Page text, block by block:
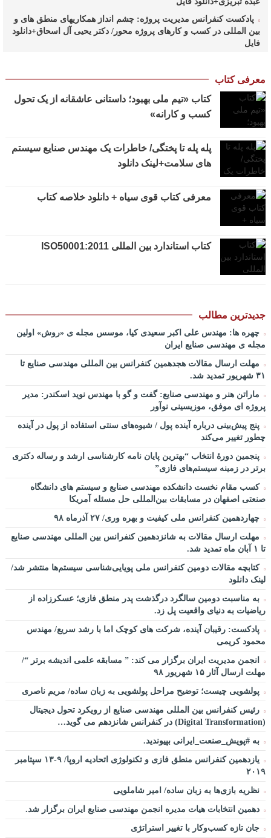
پادکست کنفرانس مدیریت پروژه: چشم انداز همکاریهای منطق های و
بین المللی در کسب و کارهای پروژه محور/ دکتر یحیی آل اسحاق+دانلود
فایل
مدیریت طرحهای بالادستی صنعت نفت/ مهندس حبیب الله
بیطرف+دانلود فایل
پادکست کنفرانس مدیریت پروژه: حکمرانی در کسب و کارهای پروژه
محور/ دکتر محمد صبحیه+دانلود فایل
شایستگیهای کلیدی در فرایند استراتژی/ دکتر محمد ابویی اردکان+دانلود
فایل صوتی
پادکست کنفرانس مدیریت: چگونه سازمانهای خلاق تری بسازیم/ دکتر
پادکست کنفرانس مدیریت: کاربرد نظریه قراردادها در تدوین
سیستمهای جبران خدمات، جایزه نوبل اقتصاد/ بخش سوم/ مهندس پیمان
دیانی+دانلود فایل صوتی
پادکست کنفرانس مدیریت: کاربرد نظریه قراردادها در تدوین
سیستمهای جبران خدمات، جایزه نوبل اقتصاد/ بخش دوم / دکتر حامد
قدوسی+دانلود فایل صوتی
طالبیان+دانلود فایل صوتی
پادکست سخنرانی دکتر بهرخ خوشنویس در خصوص مدیریت و اقتصاد
در فضا + ساخت کارخانه روی ماه و مریخ
پادکست/ سخنان دکتر سعید رمضانی در خصوص مدیریت دارایی های
فیزیکی
چطور در سازمان ها آینده پژوهی کنیم؟ از کجا شروع کنیم؟ برنامه چه
باید باشد؟! / دانلود فایل صوتی دکتر تقوی
فایل صوتی گفت و گوی رامبد جوان و دکتر مصطفی تقوی در خصوص
آینده پژوهی – برنامه خندوانه
ملی توسعه مدیریت پولی و بانکی
/ ۹ بهمن ماه ۹۲
معرفی کتاب
کتاب «تیم ملی بهبود؛ داستانی عاشقانه از یک تحول
کسب و کارانه»
پله پله تا پختگی/ خاطرات یک مهندس صنایع سیستم
های سلامت+لینک دانلود
معرفی کتاب قوی سیاه + دانلود خلاصه کتاب
کتاب استاندارد بین المللی ISO50001:2011
جدیدترین مطالب
چهره ها: مهندس علی اکبر سعیدی کیا، موسس مجله ی «روش» اولین
مجله ی مهندسی صنایع ایران
مهلت ارسال مقالات هجدهمین کنفرانس بین المللی مهندسی صنایع تا
۳۱ شهریور تمدید شد.
ماراتن هنر و مهندسی صنایع: گفت و گو با مهندس نوید اسکندر: مدیر
پروژه ای موفق، موزیسینی نوآور
پنج پیش‌بینی درباره آینده پول / شیوه‌های سنتی استفاده از پول در آینده
چطور تغییر می‌کند
پنجمین دورۀ انتخاب “بهترین پایان ­نامه کارشناسی­ ارشد و رساله دکتری
برتر در زمینه سیستم‌های فازی”
کسب مقام نخست دانشکده مهندسی صنایع و سیستم های دانشگاه
صنعتی اصفهان در مسابقات بین‌المللی حل مسئله آمریکا
چهاردهمین کنفرانس ملی کیفیت و بهره وری/ ۲۷ آذرماه ۹۸
مهلت ارسال مقالات به شانزدهمین کنفرانس بین المللی مهندسی صنایع
تا ۱ آبان ماه تمدید شد.
کتابچه مقالات دومین کنفرانس ملی پویایی‌شناسی سیستم‌ها منتشر شد/
لینک دانلود
به مناسبت دومین سالگرد درگذشت پدر منطق فازی؛ عسکرزاده از
ریاضیات به دنیای واقعیت پل زد.
پادکست: رقیبان آینده، شرکت های کوچک اما با رشد سریع/ مهندس
محمود کریمی
انجمن مدیریت ایران برگزار می کند: ” مسابقه علمی اندیشه برتر “/
مهلت ارسال آثار ۱۵ شهریور ۹۸
پولشویی چیست؛ توضیح مراحل پولشویی به زبان ساده/ مریم ناصری
رئیس کنفرانس بین المللی مهندسی صنایع از رویکرد تحول دیجیتال
(Digital Transformation) در کنفرانس شانزدهم می گوید…
به #پویش_صنعت_ایرانی بپیوندید.
یازدهمین کنفرانس منطق فازی و تکنولوژی اتحادیه اروپا/ ۹-۱۳ سپتامبر
۲۰۱۹
نظریه بازی‌ها به زبان ساده/ امیر شاملویی
دهمین انتخابات هیات مدیره انجمن مهندسی صنایع ایران برگزار شد.
جان تازه کسب‌وکار با تغییر استراتژی